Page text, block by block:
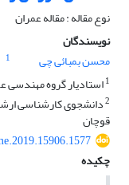
نوع مقاله : مقاله عمران
نویسندگان
محسن بمبائی چی
1
1استادیار گروه مهندسی
2دانشجوی کارشناسی
قوچان
چکیده